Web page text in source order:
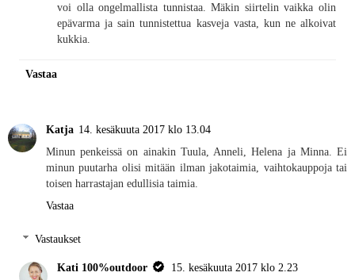
voi olla ongelmallista tunnistaa. Mäkin siirtelin vaikka olin
epävarma ja sain tunnistettua kasveja vasta, kun ne alkoivat
kukkia.
Vastaa
Katja 14. kesäkuuta 2017 klo 13.04
Minun penkeissä on ainakin Tuula, Anneli, Helena ja Minna. Ei
minun puutarha olisi mitään ilman jakotaimia, vaihtokauppoja tai
toisen harrastajan edullisia taimia.
Vastaa
Vastaukset
Kati 100%outdoor
15. kesäkuuta 2017 klo 2.23